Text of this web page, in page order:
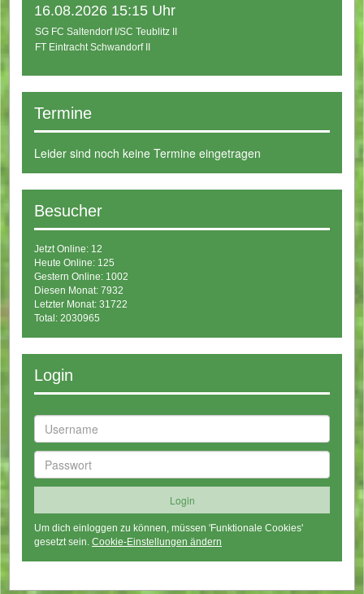
16.08.2026 15:15 Uhr
SG FC Saltendorf I/SC Teublitz II
FT Eintracht Schwandorf II
Termine
Leider sind noch keine Termine eingetragen
Besucher
Jetzt Online: 12
Heute Online: 125
Gestern Online: 1002
Diesen Monat: 7932
Letzter Monat: 31722
Total: 2030965
Login
Um dich einloggen zu können, müssen 'Funktionale Cookies'
gesetzt sein. Cookie-Einstellungen ändern